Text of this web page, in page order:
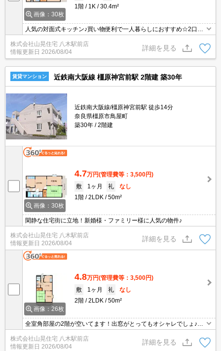
画像：30枚
1階
1K 30.4m²
人気の対面式キッチン♪買い物便利で一人暮らしにおすすめ☆2口のI
ですよ♪静かな住環境ですよ☆コンビニも近くちょっとしたお買い物
も便利です♪♪南向きで日当たり良好☆
株式会社山晃住宅 八木駅前店
情報更新日 2026/08/04
詳細を見る
賃貸マンション 近鉄南大阪線 橿原神宮前駅 2階建 築30年
近鉄南大阪線/橿原神宮前駅 徒歩14分
奈良県橿原市鳥屋町
築30年
2階建
画像：30枚
4.7万円(管理費等：3,500円)
敷
1ヶ月 礼
なし
1階
2LDK 50m²
閑静な住宅街に立地！新婚様・ファミリー様に人気の物件♪
株式会社山晃住宅 八木駅前店
情報更新日 2026/08/04
詳細を見る
画像：26枚
4.8万円(管理費等：3,500円)
敷
1ヶ月 礼
なし
2階
2LDK 50m²
全室角部屋の2階が空いてます！出窓がとってもオシャレでしょ♪単
身様からファミリー様まで幅広い方にお住まいいただけます。緑豊
かな住環境をぜひご確認下さいませ。お問い合わせお待ちしており
ます(^^♪
株式会社山晃住宅 八木駅前店
情報更新日 2026/08/04
詳細を見る